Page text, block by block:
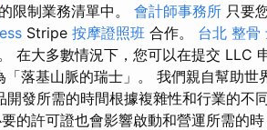
的限制業務清單中。 會計師事務所 只要
Stripe 按摩證照班 合作。 台北 整骨
在大多數情況下，您可以在提交 LLC
落基山脈的瑞士」。 我們親自幫助世
發所需的時間根據複雜性和行業的不
的許可證也會影響啟動和營運所需的時